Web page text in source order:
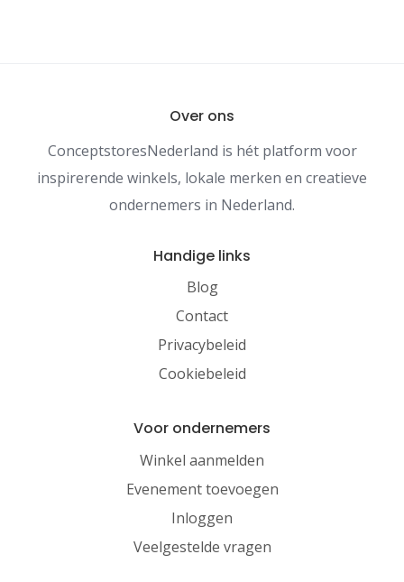
Over ons
ConceptstoresNederland is hét platform voor
inspirerende winkels, lokale merken en creatieve
ondernemers in Nederland.
Handige links
Blog
Contact
Privacybeleid
Cookiebeleid
Voor ondernemers
Winkel aanmelden
Evenement toevoegen
Inloggen
Veelgestelde vragen